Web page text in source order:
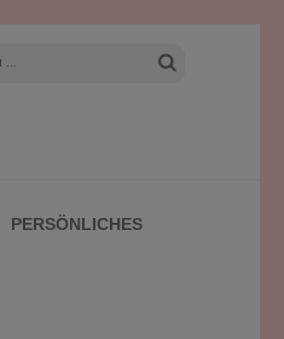
Suchen
PERSÖNLICHES